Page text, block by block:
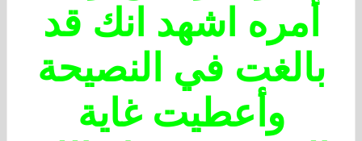
أمره اشهد انك قد
بالغت في النصيحة
وأعطيت غاية